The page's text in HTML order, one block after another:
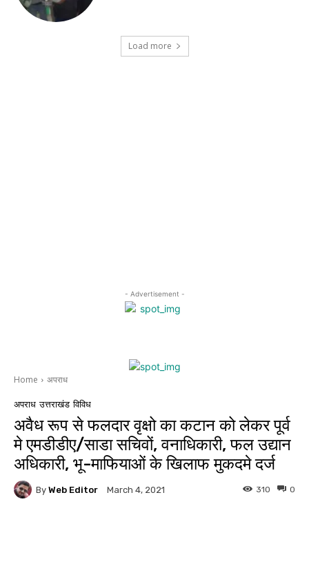
Load more
- Advertisement -